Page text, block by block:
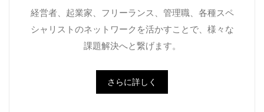
経営者、起業家、フリーランス、管理職、各種スペ
シャリストのネットワークを活かすことで、様々な
課題解決へと繋げます。
さらに詳しく